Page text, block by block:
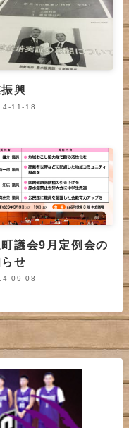
興
11-18
議会9月定例会の
せ
09-08